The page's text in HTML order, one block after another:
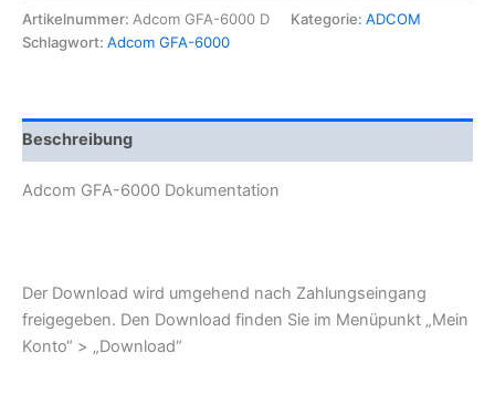
Dokumentation
Menge
Artikelnummer: Adcom GFA-6000 D Kategorie: ADCOM
Schlagwort: Adcom GFA-6000
Beschreibung
Adcom GFA-6000 Dokumentation
Der Download wird umgehend nach Zahlungseingang
freigegeben. Den Download finden Sie im Menüpunkt „Mein
Konto“ > „Download“